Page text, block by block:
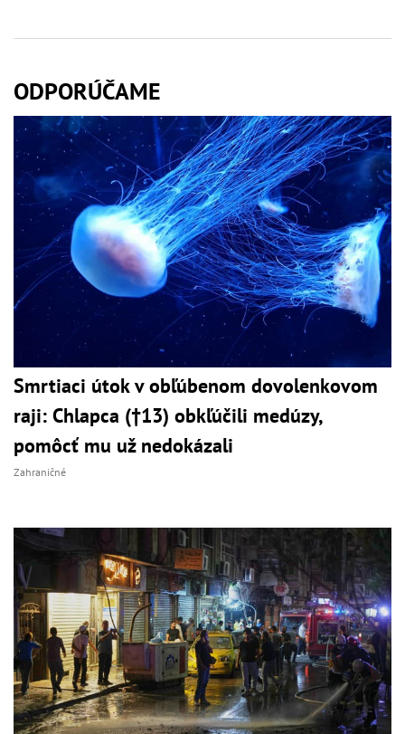
ODPORÚČAME
Smrtiaci útok v obľúbenom dovolenkovom
raji: Chlapca (†13) obkľúčili medúzy,
pomôcť mu už nedokázali
Zahraničné